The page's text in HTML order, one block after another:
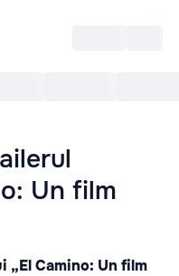
Un film
„El Camino: Un film